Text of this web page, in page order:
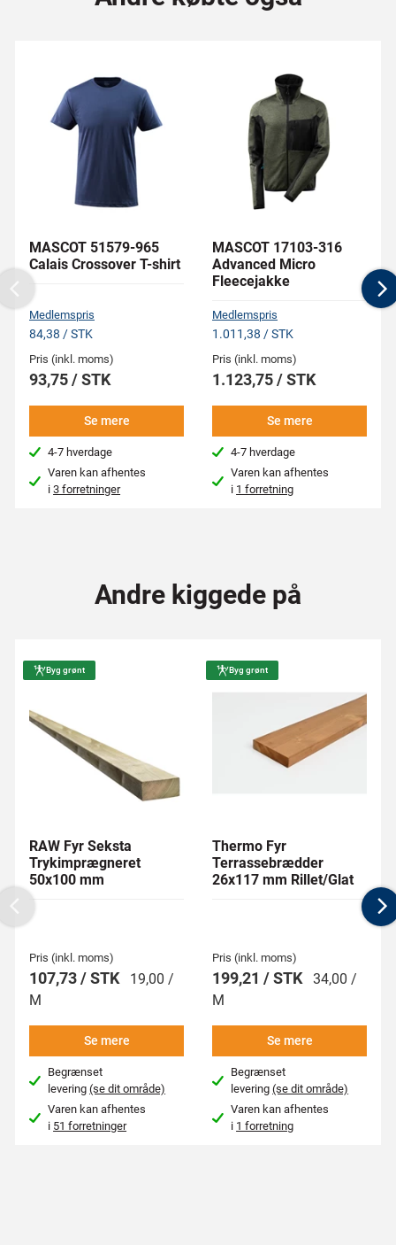
MASCOT 51579-965
Calais Crossover T-shirt
Medlemspris
84,38 / STK
Pris (inkl. moms)
93,75 / STK
Se mere
4-7 hverdage
Varen kan afhentes
i3 forretninger
MASCOT 17103-316
Advanced Micro
Fleecejakke
Medlemspris
1.011,38 / STK
Pris (inkl. moms)
1.123,75 / STK
Se mere
4-7 hverdage
Varen kan afhentes
i 1 forretning
Previous
Andre kiggede på
Byg grønt
RAW Fyr Seksta
Trykimprægneret
50x100 mm
Pris (inkl. moms)
107,73 / STK
19,00 /
M
Se mere
Begrænset
levering(se dit område)
Varen kan afhentes
i 51 forretninger
Byg grønt
Thermo Fyr
Terrassebrædder
26x117 mm Rillet/Glat
Pris (inkl. moms)
199,21 / STK 34,00 /
M
Se mere
Begrænset
levering(se dit område)
Varen kan afhentes
i 1 forretning
Previous